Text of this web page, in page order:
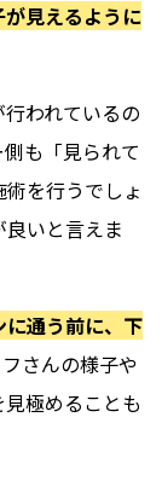
見えるように
われているの
も「見られて
を行うでしょ
いと言えま
に通う前に、下
さんの様子や
極めることも